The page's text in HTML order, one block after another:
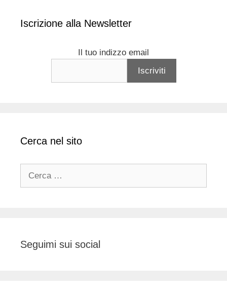
Iscrizione alla Newsletter
Il tuo indizzo email
Cerca nel sito
Seguimi sui social